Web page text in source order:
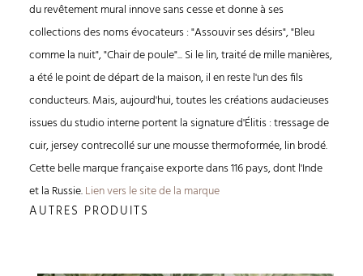
du revêtement mural innove sans cesse et donne à ses
collections des noms évocateurs : "Assouvir ses désirs", "Bleu
comme la nuit", "Chair de poule"... Si le lin, traité de mille manières,
a été le point de départ de la maison, il en reste l'un des fils
conducteurs. Mais, aujourd'hui, toutes les créations audacieuses
issues du studio interne portent la signature d'Élitis : tressage de
cuir, jersey contrecollé sur une mousse thermoformée, lin brodé.
Cette belle marque française exporte dans 116 pays, dont l'Inde
et la Russie.Lien vers le site de la marque
AUTRES PRODUITS